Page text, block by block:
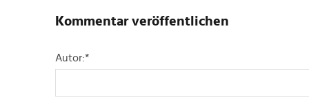
Kommentar veröffentlichen
Autor:*